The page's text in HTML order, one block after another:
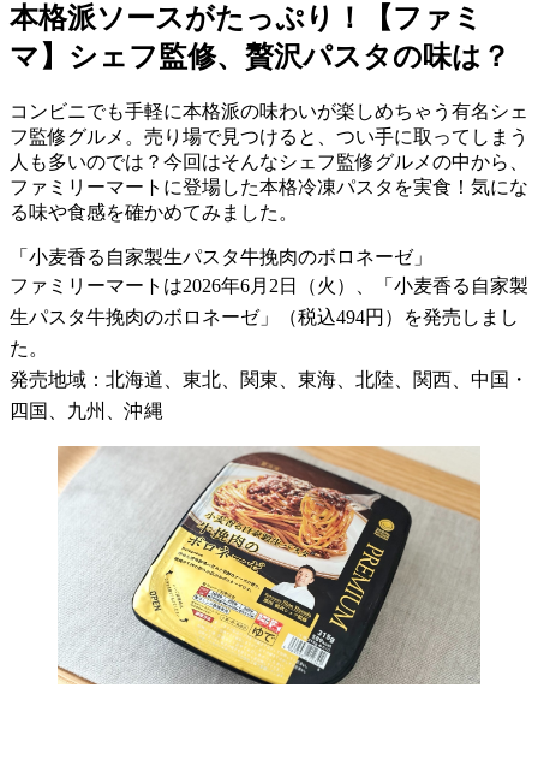
本格派ソースがたっぷり！【ファミ
マ】シェフ監修、贅沢パスタの味は？
コンビニでも手軽に本格派の味わいが楽しめちゃう有名シェ
フ監修グルメ。売り場で見つけると、つい手に取ってしまう
人も多いのでは？今回はそんなシェフ監修グルメの中から、
ファミリーマートに登場した本格冷凍パスタを実食！気にな
る味や食感を確かめてみました。
「小麦香る自家製生パスタ牛挽肉のボロネーゼ」
ファミリーマートは2026年6月2日（火）、「小麦香る自家製
生パスタ牛挽肉のボロネーゼ」（税込494円）を発売しまし
た。
発売地域：北海道、東北、関東、東海、北陸、関西、中国・
四国、九州、沖縄